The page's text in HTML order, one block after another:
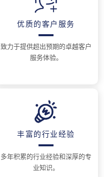
优质的客户服务
致力于提供超出预期的卓越客户
服务体验。
丰富的行业经验
多年积累的行业经验和深厚的专
业知识。